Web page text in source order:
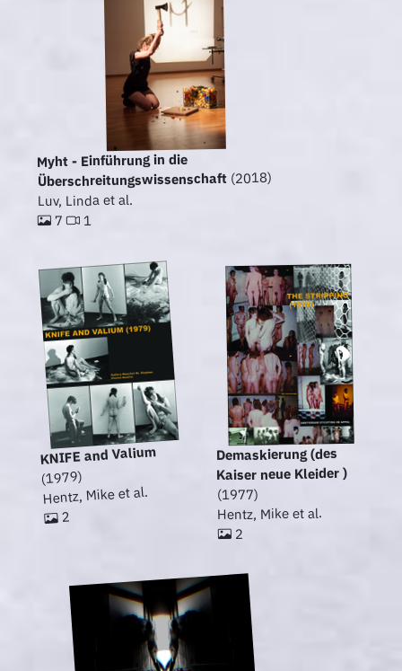
Myht - Einführung in die
Überschreitungswissenschaft (2018)
Luv, Linda et al.
7 1
KNIFE and Valium
(1979)
Hentz, Mike et al.
2
Demaskierung (des
Kaiser neue Kleider )
(1977)
Hentz, Mike et al.
2